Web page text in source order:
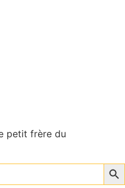
petit frère du